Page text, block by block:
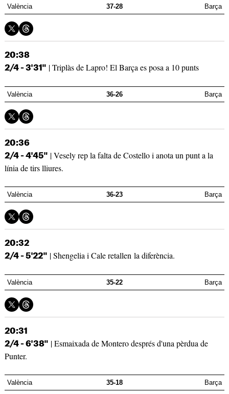
València 37-28 Barça
20:38
2/4 - 3'31" | Triplàs de Lapro! El Barça es posa a 10 punts
València 36-26 Barça
20:36
2/4 - 4'45" | Vesely rep la falta de Costello i anota un punt a la
línia de tirs lliures.
València 36-23 Barça
20:32
2/4 - 5'22" | Shengelia i Cale retallen la diferència.
València 35-22 Barça
20:31
2/4 - 6'38" | Esmaixada de Montero després d'una pèrdua de
Punter.
València 35-18 Barça